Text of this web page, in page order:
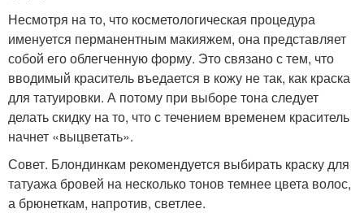
Несмотря на то, что косметологическая процедура
именуется перманентным макияжем, она представляет
собой его облегченную форму. Это связано с тем, что
вводимый краситель въедается в кожу не так, как краска
для татуировки. А потому при выборе тона следует
делать скидку на то, что с течением временем краситель
начнет «выцветать».
Совет. Блондинкам рекомендуется выбирать краску для
татуажа бровей на несколько тонов темнее цвета волос,
а брюнеткам, напротив, светлее.